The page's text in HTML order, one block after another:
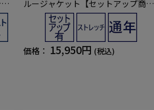
ルージャケット【セットアップ商品
有】ストレッチ無地通年
価格： 15,950円 (税込)